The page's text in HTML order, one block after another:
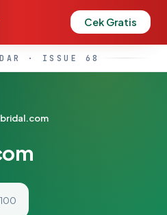
Cek Gratis
· ISSUE 68